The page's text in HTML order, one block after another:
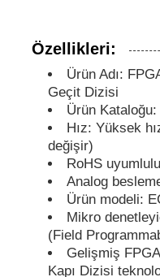
MCU
SOC (Sistem
MPU IC
CPLD PLD
Kızılötesi ısı
Özellikleri:
Ürün Adı:
Geçit Dizisi
Ürün
Hız: Yüksek
değişir)
RoHS
Analog
Ürün modeli:
Mikro
(Field
Gelişmiş
Kapı Dizisi